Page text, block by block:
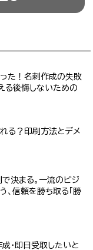
った！名刺作成の失敗
る後悔しないための
る？印刷方法とデメ
決まる。一流のビジ
、信頼を勝ち取る「勝
・即日受取したいと